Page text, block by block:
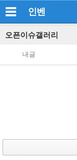
인벤
오픈이슈갤러리
내글